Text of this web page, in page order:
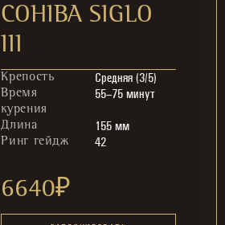
COHIBA SIGLO
III
Крепость Средняя (3/5)
Время
курения
55–75 минут
Длина 155 мм
Ринг гейдж 42
6640₽